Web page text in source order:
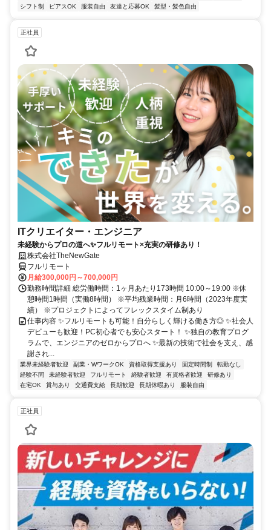
シフト制
ピアスOK 服装自由 友達と応募OK 髪型・髪色自由
正社員
ITクリエイター・エンジニア
未経験からプロの道へ✨フルリモート×充実の研修あり！
株式会社TheNewGate
フルリモート
月給300,000円～700,000円
勤務時間詳細 総労働時間：1ヶ月あたり173時間 10:00～19:00 ※休
憩時間1時間（実働8時間） ※平均残業時間：月6時間（2023年度実
績） ※プロジェクトによってフレックスタイム制あり
仕事内容 ✨フルリモートも可能！自分らしく輝ける働き方◎ ✨社会人
デビューも歓迎！PC初心者でも安心スタート！ ✨独自の教育プログ
ラムで、エンジニアのゼロからプロへ ✨最新の技術で社会を支え、感
謝され...
業界未経験者歓迎 副業・WワークOK 資格取得支援あり 固定時間制
転勤なし
経験不問
未経験者歓迎 フルリモート 経験者歓迎 有資格者歓迎
研修あり
在宅OK
賞与あり 交通費支給 長期歓迎 長期休暇あり 服装自由
正社員